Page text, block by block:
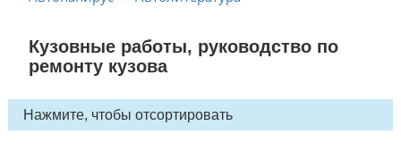
Кузовные работы, руководство по
ремонту кузова